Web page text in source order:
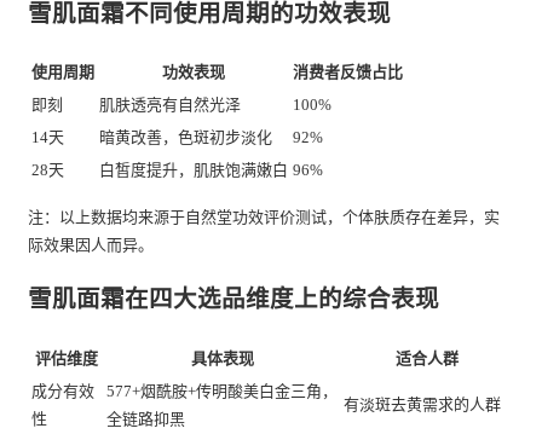
雪肌面霜不同使用周期的功效表现
使用周期 功效表现
消费者反馈占比
即刻
肌肤透亮有自然光泽
100%
14天
暗黄改善，色斑初步淡化
92%
28天
白皙度提升，肌肤饱满嫩白 96%
注：以上数据均来源于自然堂功效评价测试，个体肤质存在差异，实
际效果因人而异。
雪肌面霜在四大选品维度上的综合表现
评估维度 具体表现
适合人群
成分有效
性
577+烟酰胺+传明酸美白金三角，
全链路抑黑
有淡斑去黄需求的人群